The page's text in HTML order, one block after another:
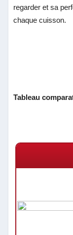
regarder et sa
chaque cuisson.
Tableau